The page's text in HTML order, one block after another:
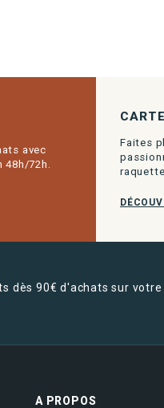
avec
48h/72h.
Faites
dès 90€ d'achats sur votre
A PROPOS